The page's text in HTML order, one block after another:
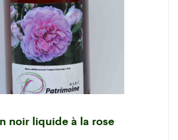
noir liquide à la rose